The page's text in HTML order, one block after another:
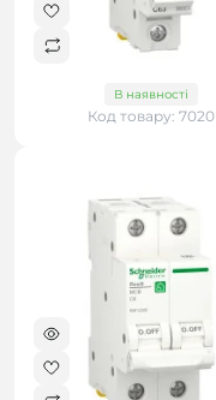
В наявності
Код товару: 7020